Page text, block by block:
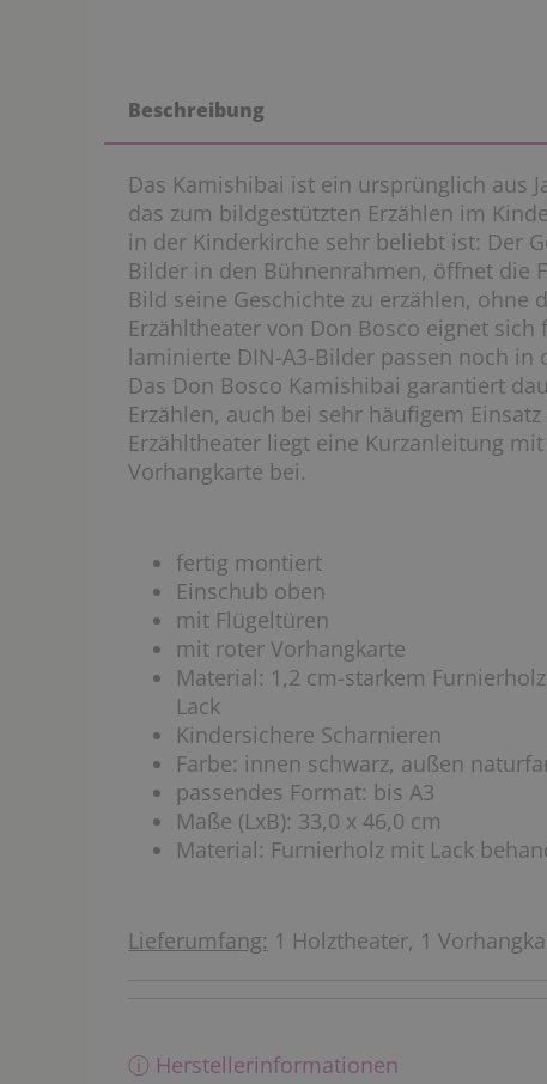
Beschreibung
Das Kamishibai ist ein ursprünglich aus
das zum bildgestützten Erzählen im
in der Kinderkirche sehr beliebt ist: Der
Bilder in den Bühnenrahmen, öffnet die
Bild seine Geschichte zu erzählen, ohne
Erzähltheater von Don Bosco eignet
laminierte DIN-A3-Bilder passen noch in
Das Don Bosco Kamishibai garantiert
Erzählen, auch bei sehr häufigem
Erzähltheater liegt eine Kurzanleitung
Vorhangkarte bei.
fertig montiert
Einschub oben
mit Flügeltüren
mit roter Vorhangkarte
Material: 1,2 cm-starkem
Lack
Kindersichere Scharnieren
Farbe: innen schwarz, außen
passendes Format: bis A3
Maße (LxB): 33,0 x 46,0 cm
Material: Furnierholz mit Lack
Lieferumfang: 1 Holztheater, 1
ⓘ Herstellerinformationen